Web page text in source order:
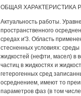
ОБЩАЯ ХАРАКТЕРИСТИКА
Актуальность работы.
пространственного
средах и'3. Область
стесненных условиях:
жидкостей (нефти, масел) в
частиц в жидкостях и
гетерогенных сред
осреднением, имеют то
параметров фаз (в том